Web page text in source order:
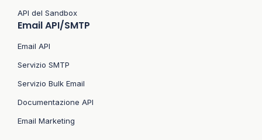
API del Sandbox
Email API/SMTP
Email API
Servizio SMTP
Servizio Bulk Email
Documentazione API
Email Marketing